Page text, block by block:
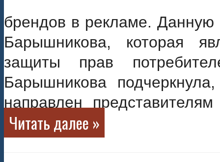
брендов в рекламе.
Барышникова, которая
защиты прав
Барышникова
направлен
Читать далее »